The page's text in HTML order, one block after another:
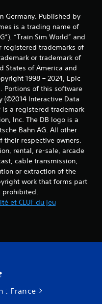
Germany. Published by
is a trading name of
“Train Sim World” and
registered trademarks of
or trademark of
States of America and
1998 – 2024, Epic
Portions of this software
(©2014 Interactive Data
is a registered trademark
Inc. The DB logo is a
Bahn AG. All other
their respective owners.
rental, re-sale, arcade
cable transmission,
or extraction of the
work that forms part
prohibited.
et CLUF du jeu
: France